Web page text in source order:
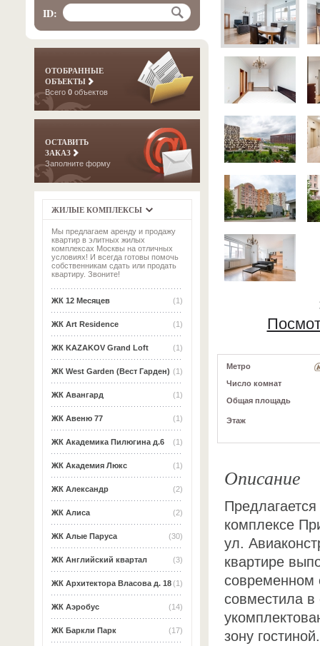
ID:
ОТОБРАННЫЕ
ОБЪЕКТЫ
Всего 0 объектов
ОСТАВИТЬ
ЗАКАЗ
Заполните форму
ЖИЛЫЕ КОМПЛЕКСЫ
Мы предлагаем аренду и продажу
квартир в элитных жилых
комплексах Москвы на отличных
условиях! И всегда готовы помочь
собственникам сдать или продать
квартиру. Звоните!
(1)
ЖК 12 Месяцев
(1)
ЖК Art Residence
(1)
ЖК KAZAKOV Grand Loft
(1)
ЖК West Garden (Вест Гарден)
(1)
ЖК Авангард
(1)
ЖК Авеню 77
(1)
ЖК Академика Пилюгина д.6
(1)
ЖК Академия Люкс
(2)
ЖК Александр
(2)
ЖК Алиса
(30)
ЖК Алые Паруса
(3)
ЖК Английский квартал
(1)
ЖК Архитектора Власова д. 18
(14)
ЖК Аэробус
(17)
ЖК Баркли Парк
Метро
Число комнат
Общая площадь
Этаж
Описание
комплексе
ул.
квартире
современном
совместила в
зону